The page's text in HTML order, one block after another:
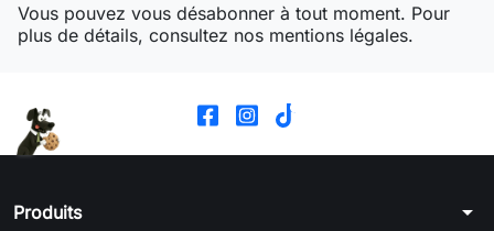
Vous pouvez vous désabonner à tout moment. Pour
plus de détails, consultez nos mentions légales.
Produits arrow_drop_down